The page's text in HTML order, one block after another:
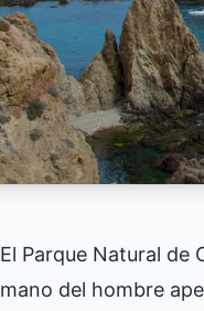
El Parque Natural de
mano del hombre